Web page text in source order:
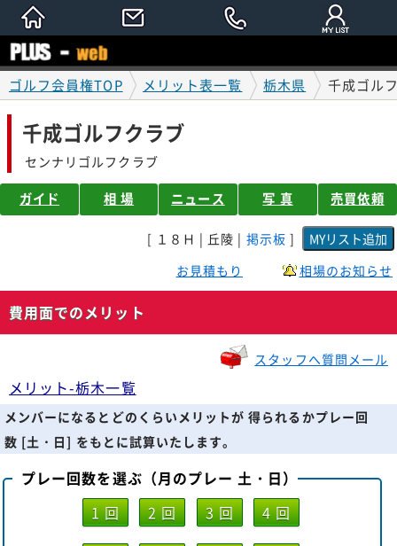
ゴルフ会員権TOP メリット表一覧 栃木県 千成ゴル
千成ゴルフクラブ
センナリゴルフクラブ
ガイド 相 場 ニュース 写 真 売買依頼
[ １８Ｈ | 丘陵 | 掲示板 ]
お見積もり
相場のお知らせ
費用面でのメリット
スタッフへ質問メール
メリット-栃木一覧
メンバーになるとどのくらいメリットが 得られるかプレー回
数 [土・日] をもとに試算いたします。
プレー回数を選ぶ（月のプレー 土・日）
1 回
2 回 3 回 4 回